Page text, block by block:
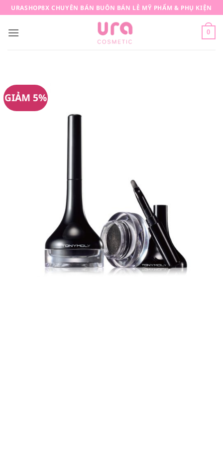
qua
nội
URASHOP8X CHUYÊN BÁN BUÔN BÁN LẺ MỸ PHẨM & PHỤ KIỆN
0
GIẢM 5%